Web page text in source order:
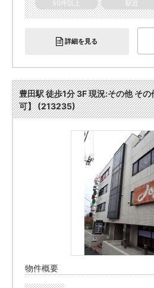
50坪以上
駅近
詳細を見る
豊田駅 徒歩1分 3F 現況:その他 そ
可】 (213235)
物件概要